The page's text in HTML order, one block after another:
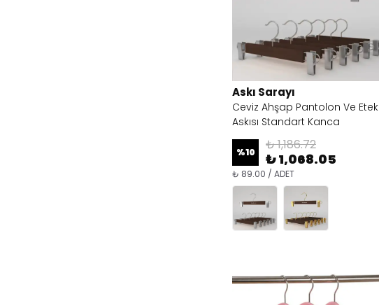
Askı Sarayı
Ceviz Ahşap Pantolon Ve Etek
Askısı Standart Kanca
%10 ₺ 1,186.72
₺ 1,068.05
₺ 89.00 / ADET